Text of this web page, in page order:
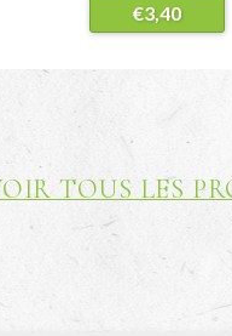
€3,40
TOUS LES